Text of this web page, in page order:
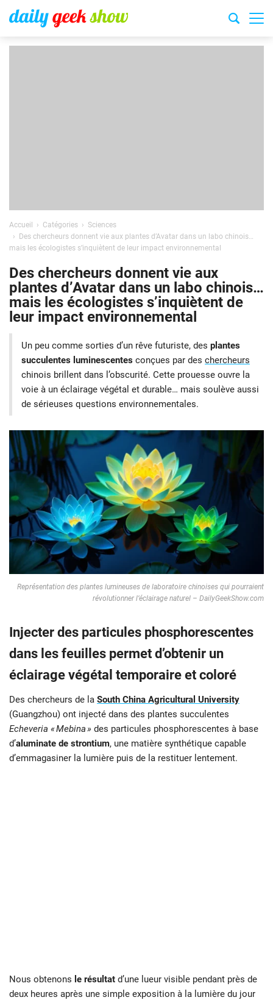
Accueil Catégories
Sciences
Des chercheurs donnent vie aux plantes d’Avatar dans un labo chinois…
mais les écologistes s’inquiètent de leur impact environnemental
Des chercheurs donnent vie aux
plantes d’Avatar dans un labo chinois…
mais les écologistes s’inquiètent de
leur impact environnemental
Un peu comme sorties d’un rêve futuriste, des plantes
succulentes luminescentes conçues par des chercheurs
chinois brillent dans l’obscurité. Cette prouesse ouvre la
voie à un éclairage végétal et durable… mais soulève aussi
de sérieuses questions environnementales.
Représentation des plantes lumineuses de laboratoire chinoises qui pourraient
révolutionner l’éclairage naturel – DailyGeekShow.com
Injecter des particules phosphorescentes
dans les feuilles permet d’obtenir un
éclairage végétal temporaire et coloré
Des chercheurs de la South China Agricultural University
(Guangzhou) ont injecté dans des plantes succulentes
Echeveria « Mebina » des particules phosphorescentes à base
d’aluminate de strontium, une matière synthétique capable
d’emmagasiner la lumière puis de la restituer lentement.
Nous obtenons le résultat d’une lueur visible pendant près de
deux heures après une simple exposition à la lumière du jour